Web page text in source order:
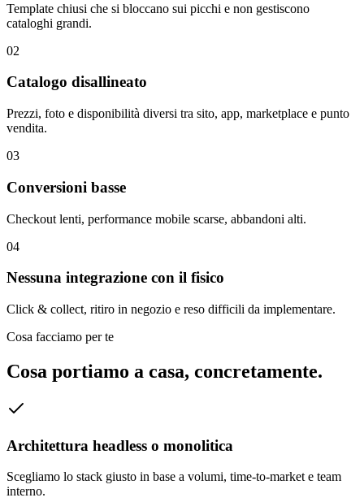
Template chiusi che si bloccano sui picchi e non gestiscono
cataloghi grandi.
02
Catalogo disallineato
Prezzi, foto e disponibilità diversi tra sito, app, marketplace e punto
vendita.
03
Conversioni basse
Checkout lenti, performance mobile scarse, abbandoni alti.
04
Nessuna integrazione con il fisico
Click & collect, ritiro in negozio e reso difficili da implementare.
Cosa facciamo per te
Cosa portiamo a casa, concretamente.
Architettura headless o monolitica
Scegliamo lo stack giusto in base a volumi, time-to-market e team
interno.